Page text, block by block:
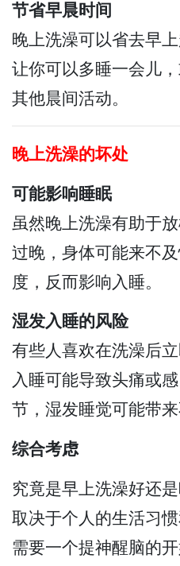
节省早晨时间
晚上洗澡可以省去早
让你可以多睡一会儿
其他晨间活动。
晚上洗澡的坏处
可能影响睡眠
虽然晚上洗澡有助于
过晚，身体可能来不
度，反而影响入睡。
湿发入睡的风险
有些人喜欢在洗澡后
入睡可能导致头痛或
节，湿发睡觉可能带来
综合考虑
究竟是早上洗澡好还
取决于个人的生活习
需要一个提神醒脑的